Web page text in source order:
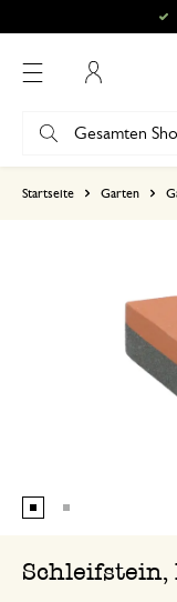
Startseite Garten
Schleifstein,